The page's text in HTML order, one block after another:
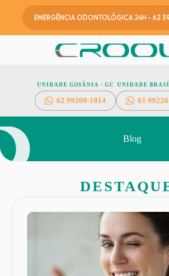
EMERGÊNCIA ODONTOLÓGICA 24H - 62
UNIDADE GOIÂNIA - GO
6299209-1814
UNIDADE
61
Blog